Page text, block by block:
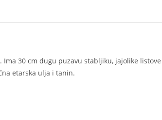
30 cm dugu puzavu stabljiku, jajolike
etarska ulja i tanin.